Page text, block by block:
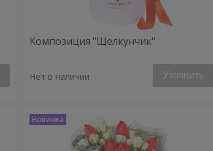
Композиция "Щелкунчик"
Нет в наличии Уточнить